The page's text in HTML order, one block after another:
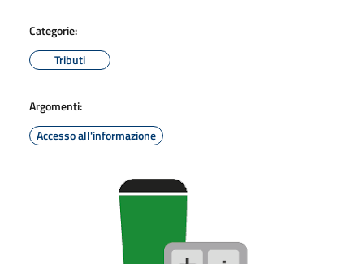
Categorie:
Tributi
Argomenti:
Accesso all'informazione